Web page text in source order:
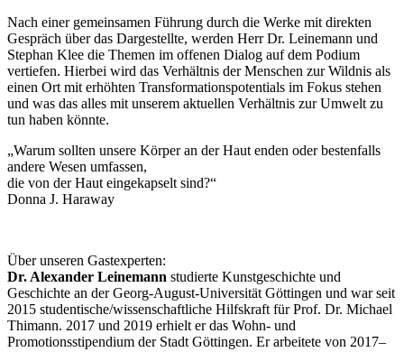
Nach einer gemeinsamen Führung durch die Werke mit direkten
Gespräch über das Dargestellte, werden Herr Dr. Leinemann und
Stephan Klee die Themen im offenen Dialog auf dem Podium
vertiefen. Hierbei wird das Verhältnis der Menschen zur Wildnis als
einen Ort mit erhöhten Transformationspotentials im Fokus stehen
und was das alles mit unserem aktuellen Verhältnis zur Umwelt zu
tun haben könnte.
„Warum sollten unsere Körper an der Haut enden oder bestenfalls
andere Wesen umfassen,
die von der Haut eingekapselt sind?“
Donna J. Haraway
Über unseren Gastexperten:
Dr. Alexander Leinemann studierte Kunstgeschichte und
Geschichte an der Georg-August-Universität Göttingen und war seit
2015 studentische/wissenschaftliche Hilfskraft für Prof. Dr. Michael
Thimann. 2017 und 2019 erhielt er das Wohn- und
Promotionsstipendium der Stadt Göttingen. Er arbeitete von 2017–